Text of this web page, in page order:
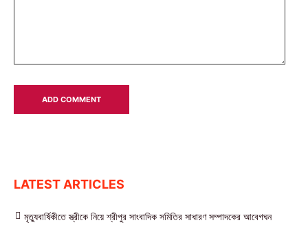
LATEST ARTICLES
মৃত্যুবার্ষিকীতে স্ত্রীকে নিয়ে শ্রীপুর সাংবাদিক সমিতির সাধারণ সম্পাদকের আবেগঘন